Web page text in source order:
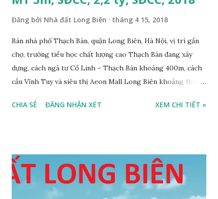
Đăng bởi Nhà đất Long Biên tháng 4 15, 2018
Bán nhà phố Thạch Bàn, quận Long Biên, Hà Nội, vị trí gần
chợ, trường tiểu học chất lượng cao Thạch Bàn đang xây
dựng, cách ngã tư Cổ Linh – Thạch Bàn khoảng 400m, cách
cầu Vĩnh Tuy và siêu thị Aeon Mall Long Biên khoảng 1km,
4 tầng, diện tích mặt bằng 35m2, mặt tiền 5m, thiết kế 3
trung gian, Môi giới và Quảng cáo trực tuyến ĐÃ BÁN
CHIA SẺ ĐĂNG NHẬN XÉT XEM CHI TIẾT »